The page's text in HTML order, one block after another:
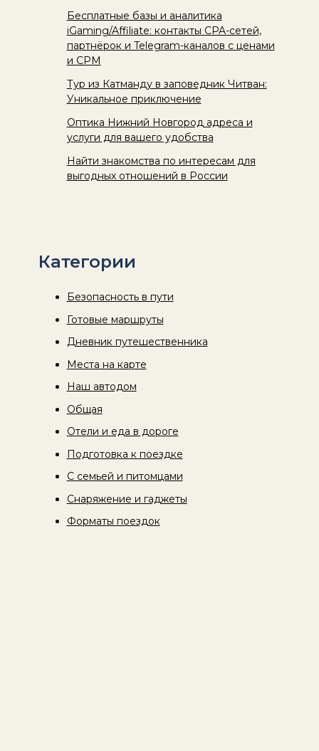
Бесплатные базы и аналитика
iGaming/Affiliate: контакты CPA-сетей,
партнёрок и Telegram-каналов с ценами
и CPM
Тур из Катманду в заповедник Читван:
Уникальное приключение
Оптика Нижний Новгород адреса и
услуги для вашего удобства
Найти знакомства по интересам для
выгодных отношений в России
Категории
Безопасность в пути
Готовые маршруты
Дневник путешественника
Места на карте
Наш автодом
Общая
Отели и еда в дороге
Подготовка к поездке
С семьей и питомцами
Снаряжение и гаджеты
Форматы поездок